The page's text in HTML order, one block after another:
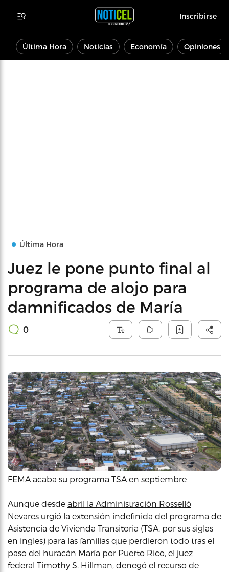
Inscribirse
Última Hora Noticias Economía Opiniones
Última Hora
Juez le pone punto final al
programa de alojo para
damnificados de María
0
FEMA acaba su programa TSA en septiembre
Aunque desde abril la Administración Rosselló
Nevares urgió la extensión indefinida del programa de
Asistencia de Vivienda Transitoria (TSA, por sus siglas
en ingles) para las familias que perdieron todo tras el
paso del huracán María por Puerto Rico, el juez
federal Timothy S. Hillman, denegó el recurso de